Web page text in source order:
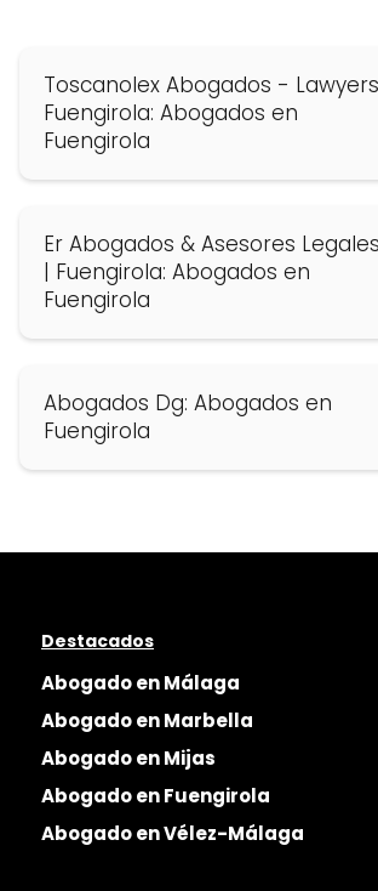
Toscanolex Abogados - Lawyers
Fuengirola: Abogados en
Fuengirola
Er Abogados & Asesores Legales
| Fuengirola: Abogados en
Fuengirola
Abogados Dg: Abogados en
Fuengirola
Destacados
Abogado en Málaga
Abogado en Marbella
Abogado en Mijas
Abogado en Fuengirola
Abogado en Vélez-Málaga